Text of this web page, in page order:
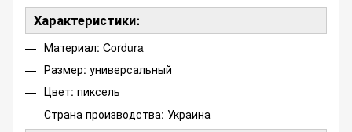
Характеристики:
Материал: Cordura
Размер: универсальный
Цвет: пиксель
Страна производства: Украина